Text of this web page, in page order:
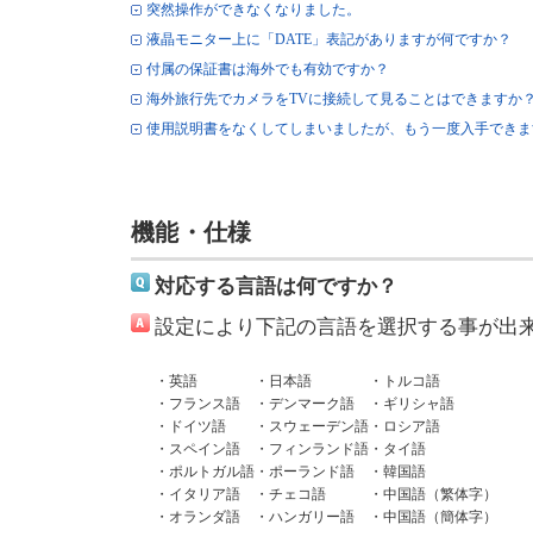
突然操作ができなくなりました。
液晶モニター上に「DATE」表記がありますが何ですか？
付属の保証書は海外でも有効ですか？
海外旅行先でカメラをTVに接続して見ることはできますか
使用説明書をなくしてしまいましたが、もう一度入手でき
機能・仕様
対応する言語は何ですか？
設定により下記の言語を選択する事が出
・英語 ・日本語
・トルコ語
・フランス語
・デンマーク語
・ギリシャ語
・ドイツ語
・スウェーデン語 ・ロシア語
・スペイン語
・フィンランド語 ・タイ語
・ポルトガル語 ・ポーランド語
・韓国語
・イタリア語
・チェコ語
・中国語（繁体字）
・オランダ語
・ハンガリー語 ・中国語（簡体字）